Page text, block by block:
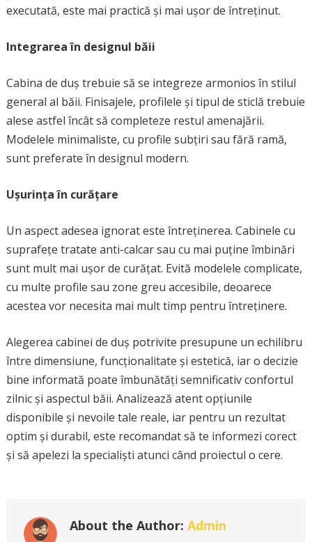
executată, este mai practică și mai ușor de întreținut.
Integrarea în designul băii
Cabina de duș trebuie să se integreze armonios în stilul
general al băii. Finisajele, profilele și tipul de sticlă trebuie
alese astfel încât să completeze restul amenajării.
Modelele minimaliste, cu profile subțiri sau fără ramă,
sunt preferate în designul modern.
Ușurința în curățare
Un aspect adesea ignorat este întreținerea. Cabinele cu
suprafețe tratate anti-calcar sau cu mai puține îmbinări
sunt mult mai ușor de curățat. Evită modelele complicate,
cu multe profile sau zone greu accesibile, deoarece
acestea vor necesita mai mult timp pentru întreținere.
Alegerea cabinei de duș potrivite presupune un echilibru
între dimensiune, funcționalitate și estetică, iar o decizie
bine informată poate îmbunătăți semnificativ confortul
zilnic și aspectul băii. Analizează atent opțiunile
disponibile și nevoile tale reale, iar pentru un rezultat
optim și durabil, este recomandat să te informezi corect
și să apelezi la specialiști atunci când proiectul o cere.
About the Author: Admin